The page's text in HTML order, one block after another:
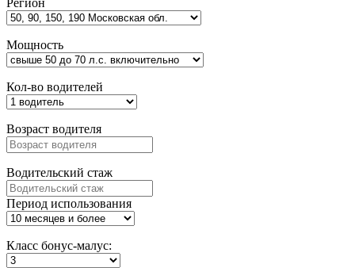
Мощность
Кол-во водителей
Возраст водителя
Водительский стаж
Период использования
Класс бонус-малус: